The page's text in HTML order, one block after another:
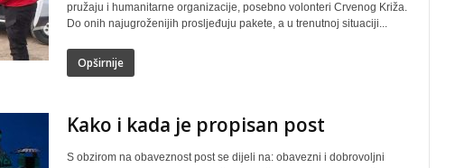
pružaju i humanitarne organizacije, posebno volonteri Crvenog Križa.
Do onih najugroženijih prosljeđuju pakete, a u trenutnoj situaciji...
Opširnije
Kako i kada je propisan post
S obzirom na obaveznost post se dijeli na: obavezni i dobrovoljni